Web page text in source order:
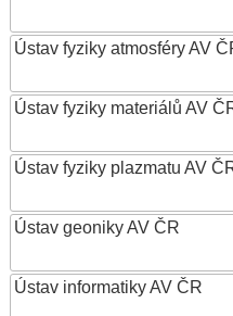
Ústav fyziky atmosféry AV
Ústav fyziky materiálů AV
Ústav fyziky plazmatu AV
Ústav geoniky AV ČR
Ústav informatiky AV ČR